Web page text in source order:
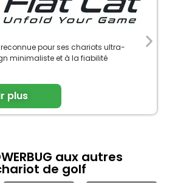
pour ses chariots ultra-
minimaliste et à la fiabilité
plus
aux autres
de golf